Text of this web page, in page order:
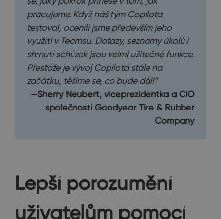
pracujeme. Když náš tým Copilota
testoval, ocenili jsme především jeho
využití v Teamsu. Dotazy, seznamy úkolů i
shrnutí schůzek jsou velmi užitečné funkce.
Přestože je vývoj Copilota stále na
začátku, těšíme se, co bude dál!”
—Sherry Neubert, viceprezidentka a CIO
společnosti Goodyear Tire & Rubber
Company
Lepší porozumění
uživatelům pomocí